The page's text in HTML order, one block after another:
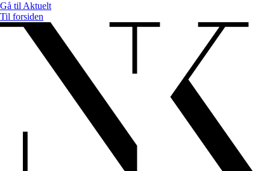
Gå til Aktuelt
Til forsiden